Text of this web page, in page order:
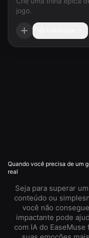
Quando você precisa de um
real
Seja para superar
conteúdo ou
você não
impactante pode
com IA do